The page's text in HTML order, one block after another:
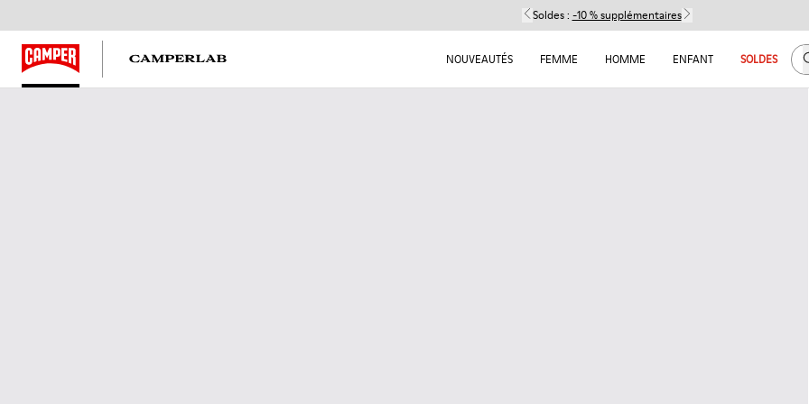
Soldes : -10 % supplémentaires
NOUVEAUTÉS FEMME HOMME ENFANT SOLDES